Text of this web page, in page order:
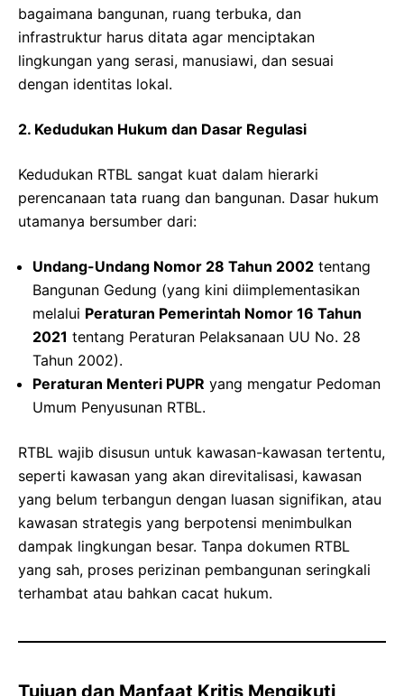
bagaimana bangunan, ruang terbuka, dan
infrastruktur harus ditata agar menciptakan
lingkungan yang serasi, manusiawi, dan sesuai
dengan identitas lokal.
2. Kedudukan Hukum dan Dasar Regulasi
Kedudukan RTBL sangat kuat dalam hierarki
perencanaan tata ruang dan bangunan. Dasar hukum
utamanya bersumber dari:
Undang-Undang Nomor 28 Tahun 2002 tentang
Bangunan Gedung (yang kini diimplementasikan
melalui Peraturan Pemerintah Nomor 16 Tahun
2021 tentang Peraturan Pelaksanaan UU No. 28
Tahun 2002).
Peraturan Menteri PUPR yang mengatur Pedoman
Umum Penyusunan RTBL.
RTBL wajib disusun untuk kawasan-kawasan tertentu,
seperti kawasan yang akan direvitalisasi, kawasan
yang belum terbangun dengan luasan signifikan, atau
kawasan strategis yang berpotensi menimbulkan
dampak lingkungan besar. Tanpa dokumen RTBL
yang sah, proses perizinan pembangunan seringkali
terhambat atau bahkan cacat hukum.
Tujuan dan Manfaat Kritis Mengikuti